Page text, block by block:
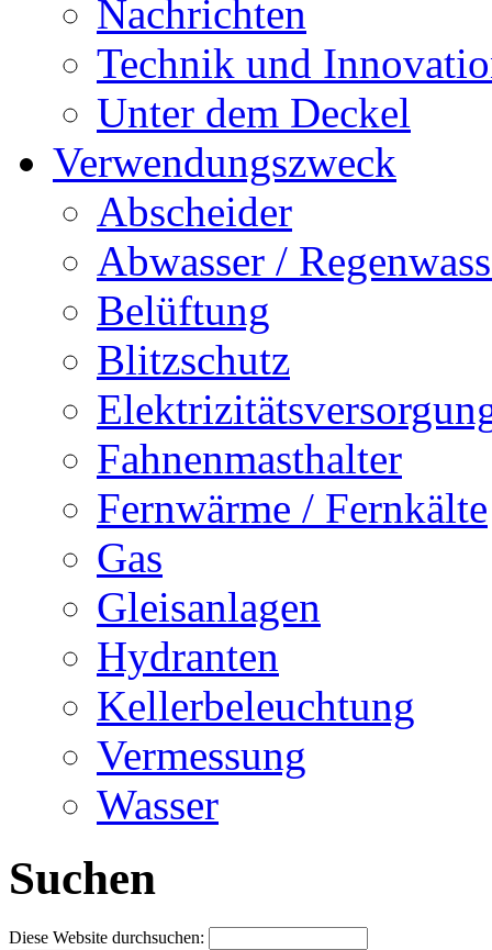
Nachrichten
Technik und
Unter dem Deckel
Verwendungszweck
Abscheider
Abwasser /
Belüftung
Blitzschutz
Fahnenmasthalter
Fernwärme / Fernkälte
Gas
Gleisanlagen
Hydranten
Kellerbeleuchtung
Vermessung
Wasser
Suchen
Diese Website durchsuchen: